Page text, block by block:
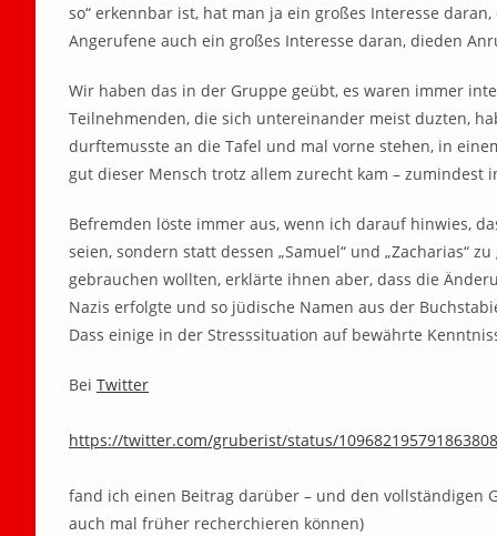
so“ erkennbar ist, hat man ja ein großes Interesse
Angerufene auch ein großes Interesse daran, dieden
Wir haben das in der Gruppe geübt, es waren immer
Teilnehmenden, die sich untereinander meist duzten,
durftemusste an die Tafel und mal vorne stehen, in
gut dieser Mensch trotz allem zurecht kam – zumindest
Befremden löste immer aus, wenn ich darauf hinwies,
seien, sondern statt dessen „Samuel“ und „Zacharias“
gebrauchen wollten, erklärte ihnen aber, dass die
Nazis erfolgte und so jüdische Namen aus der
Dass einige in der Stresssituation auf bewährte
Bei Twitter
https://twitter.com/gruberist/status/
fand ich einen Beitrag darüber – und den vollständigen
auch mal früher recherchieren können)